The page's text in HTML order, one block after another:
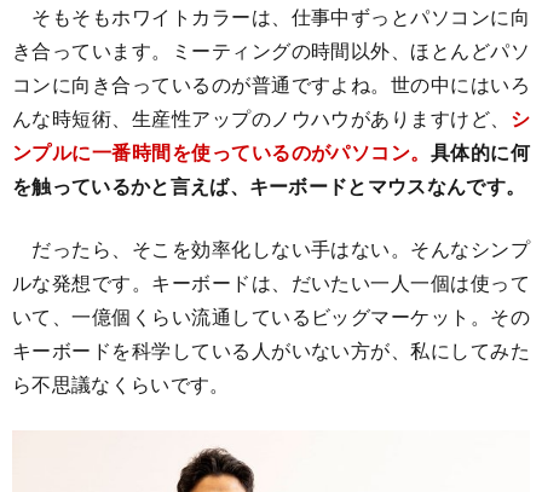
そもそもホワイトカラーは、仕事中ずっとパソコンに向
き合っています。ミーティングの時間以外、ほとんどパソ
コンに向き合っているのが普通ですよね。世の中にはいろ
んな時短術、生産性アップのノウハウがありますけど、 シ
ンプルに一番時間を使っているのがパソコン。 具体的に何
を触っているかと言えば、キーボードとマウスなんです。
だったら、そこを効率化しない手はない。そんなシンプ
ルな発想です。キーボードは、だいたい一人一個は使って
いて、一億個くらい流通しているビッグマーケット。その
キーボードを科学している人がいない方が、私にしてみた
ら不思議なくらいです。